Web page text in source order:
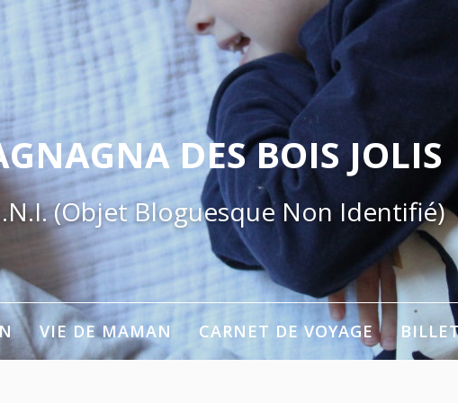
DES BOIS JOLIS
(Objet Bloguesque Non Identifié)
VIE DE MAMAN CARNET DE VOYAGE